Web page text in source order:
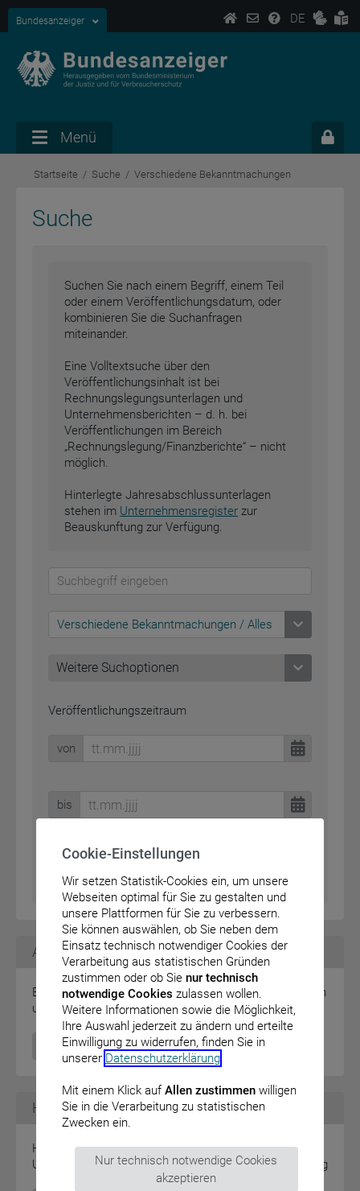
Bundesanzeiger DE
Menü
Startseite Suche Verschiedene Bekanntmachungen
Suche
Suchen Sie nach einem Begriff, einem Teil
oder einem Veröffentlichungsdatum, oder
kombinieren Sie die Suchanfragen
miteinander.
Eine Volltextsuche über den
Veröffentlichungsinhalt ist bei
Rechnungslegungsunterlagen und
Unternehmensberichten – d. h. bei
Veröffentlichungen im Bereich
„Rechnungslegung/Finanzberichte“ – nicht
möglich.
Hinterlegte Jahresabschlussunterlagen
stehen im Unternehmensregister zur
Beauskunftung zur Verfügung.
Verschiedene Bekanntmachungen / Alles
Weitere Suchoptionen
Veröffentlichungszeitraum
von
bis
Amtlicher Teil
Elektronische Veröffentlichung von Rechtsverordnungen
und Bekanntmachungen des Bundes
Zum Amtlichen Teil
Hinterlegungen
Hinterlegte Jahresabschlussunterlagen stehen im
Unternehmensregister zur Beauskunftung zur Verfügung
Cookie-Einstellungen
Wir setzen Statistik-Cookies ein, um unsere
Webseiten optimal für Sie zu gestalten und
unsere Plattformen für Sie zu verbessern.
Sie können auswählen, ob Sie neben dem
Einsatz technisch notwendiger Cookies der
Verarbeitung aus statistischen Gründen
zustimmen oder ob Sie nur technisch
notwendige Cookies zulassen wollen.
Weitere Informationen sowie die Möglichkeit,
Ihre Auswahl jederzeit zu ändern und erteilte
Einwilligung zu widerrufen, finden Sie in
unserer Datenschutzerklärung.
Mit einem Klick auf Allen zustimmenwilligen
Sie in die Verarbeitung zu statistischen
Zwecken ein.
Nur technisch notwendige Cookies
akzeptieren